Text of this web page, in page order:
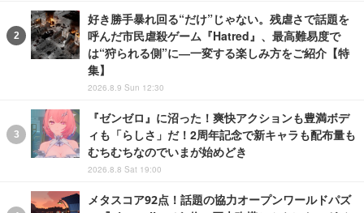
好き勝手暴れ回る“だけ”じゃない。残虐さで話題を
呼んだ市民虐殺ゲーム『Hatred』、最高難易度で
は“狩られる側”に―一変する楽しみ方をご紹介【特
集】
2026.8.9 Sun 12:30
『ゼンゼロ』に沼った！爽快アクションも豊満ボデ
ィも「らしさ」だ！2周年記念で新キャラも配布量も
むちむちなのでいまが始めどき
2026.8.8 Sat 19:00
メタスコア92点！話題の協力オープンワールドパズ